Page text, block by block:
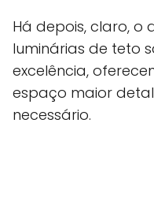
Há depois, claro, o
luminárias de teto
excelência,
espaço maior
necessário.